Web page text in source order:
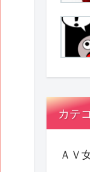
カテ
ＡＶ